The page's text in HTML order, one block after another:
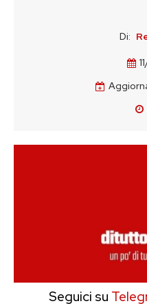
Di:
Seguici su